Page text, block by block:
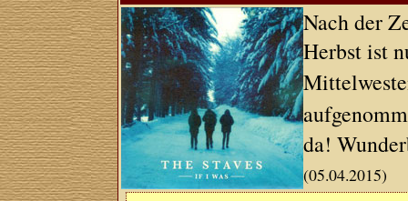
Nach der
Herbst ist
da!
(05.04.2015)